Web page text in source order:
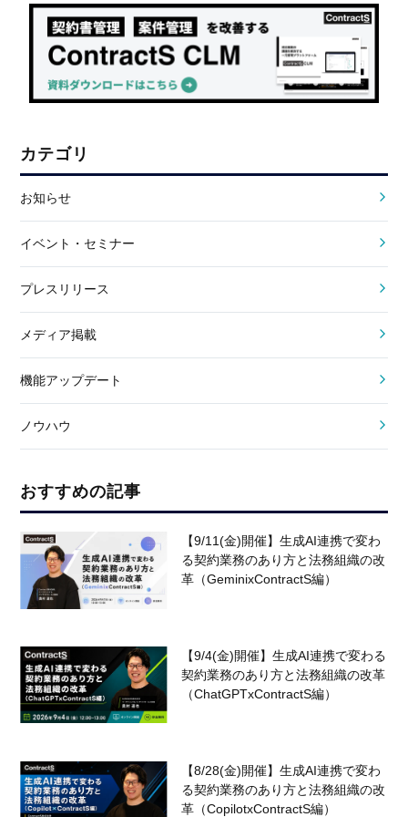
カテゴリ
お知らせ
イベント・セミナー
プレスリリース
メディア掲載
機能アップデート
ノウハウ
おすすめの記事
【9/11(金)開催】生成AI連携で変わ
る契約業務のあり方と法務組織の改
革（GeminixContractS編）
【9/4(金)開催】生成AI連携で変わる
契約業務のあり方と法務組織の改革
（ChatGPTxContractS編）
【8/28(金)開催】生成AI連携で変わ
る契約業務のあり方と法務組織の改
革（CopilotxContractS編）